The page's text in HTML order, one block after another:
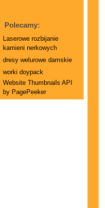
Polecamy:
Laserowe rozbijanie
kamieni nerkowych
dresy welurowe damskie
worki doypack
Website Thumbnails API
by PagePeeker